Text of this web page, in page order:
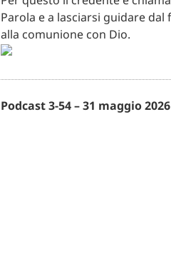
Parola e a lasciarsi guidare
alla comunione con Dio.
Podcast 3-54 – 31 maggio